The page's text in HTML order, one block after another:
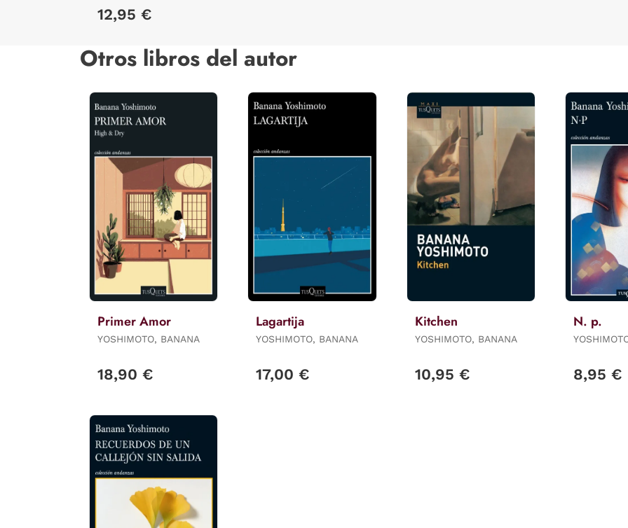
12,95 €
Otros libros del autor
Primer Amor
YOSHIMOTO, BANANA
18,90 €
Lagartija
YOSHIMOTO, BANANA
17,00 €
Kitchen
YOSHIMOTO, BANANA
10,95 €
N. p.
8,95 €